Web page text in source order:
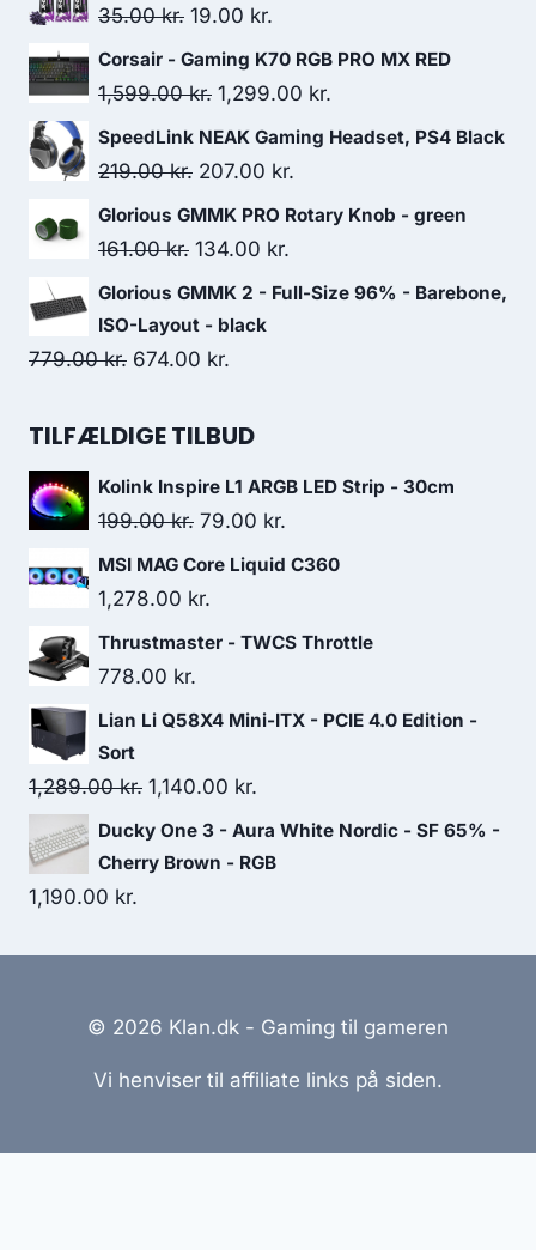
35.00kr. Original
price
was:
19.00 kr.
price
is:
Corsair - Gaming K70 RGB PRO MX RED
1,599.00kr. Original
price
was:
1,299.00 kr.
price
SpeedLink NEAK Gaming Headset, PS4 Black
219.00kr. Original
price
was:
207.00 kr.
price
Glorious GMMK PRO Rotary Knob - green
161.00kr. Original
price
was:
161.00 kr..
134.00 kr.
price
Glorious GMMK 2 - Full-Size 96% - Barebone,
ISO-Layout - black
779.00kr. Original
was:
674.00 kr.
is:
TILFÆLDIGE TILBUD
Kolink Inspire L1 ARGB LED Strip - 30cm
199.00kr. Original
price
was:
79.00 kr.
price
MSI MAG Core Liquid C360
1,278.00 kr.
Thrustmaster - TWCS Throttle
778.00 kr.
Lian Li Q58X4 Mini-ITX - PCIE 4.0 Edition -
Sort
1,289.00kr. Original
price
was:
1,140.00 kr.
price
is:
Ducky One 3 - Aura White Nordic - SF 65% -
Cherry Brown - RGB
1,190.00 kr.
© 2026 Klan.dk - Gaming til gameren
Vi henviser til affiliate links på siden.